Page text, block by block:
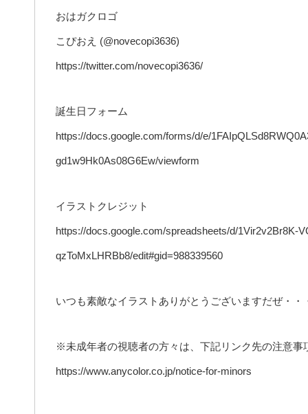
おはガクロゴ
こぴおえ (@novecopi3636)
https://twitter.com/novecopi3636/
誕生日フォーム
https://docs.google.com/forms/d/e/
gd1w9Hk0As08G6Ew/viewform
イラストクレジット
https://docs.google.com/spreadsheets/d/1Vir2v2Br8K-
qzToMxLHRBb8/edit#gid=988339560
いつも素敵なイラストありがとうございますだぜ・・
※未成年者の視聴者の方々は、下記リンク先の注意事
https://www.anycolor.co.jp/notice-for-minors